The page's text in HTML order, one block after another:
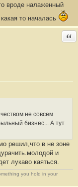
вроде налаженный
то началась
не совсем
бизнес... А тут
решил,что в не зоне
и
лукаво каяться.
you hold in your